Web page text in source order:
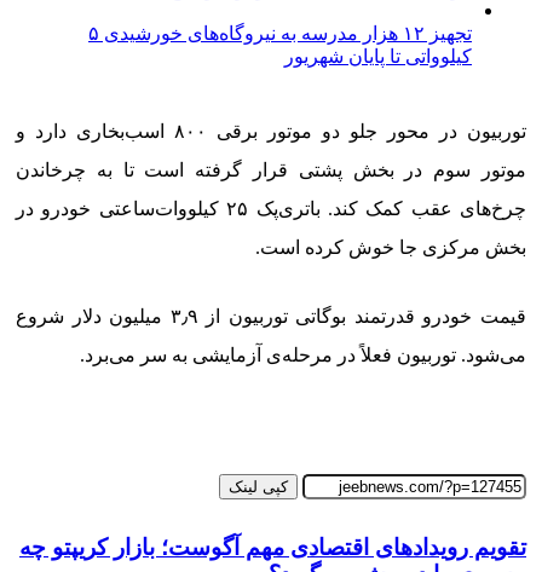
تجهیز ۱۲ هزار مدرسه به نیروگاه‌های خورشیدی ۵
کیلوواتی تا پایان شهریور
توربیون در محور جلو دو موتور برقی ۸۰۰ اسب‌بخاری دارد و
موتور سوم در بخش پشتی قرار گرفته است تا به چرخاندن
چرخ‌های عقب کمک کند. باتری‌پک ۲۵ کیلووات‌ساعتی خودرو در
بخش مرکزی جا خوش کرده است.
قیمت خودرو قدرتمند بوگاتی توربیون از ۳٫۹ میلیون دلار شروع
می‌شود. توربیون فعلاً در مرحله‌ی آزمایشی به سر می‌برد.
کپی لینک
تقویم رویدادهای اقتصادی مهم آگوست؛ بازار کریپتو چه